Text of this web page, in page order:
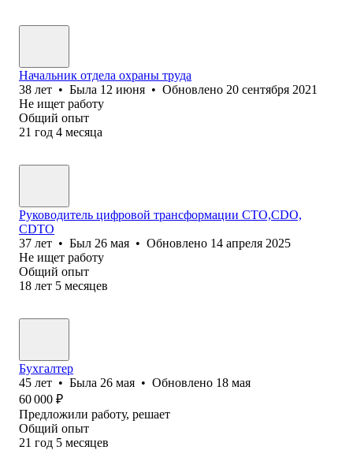
Начальник отдела охраны труда
38 лет • Была 12 июня • Обновлено 20 сентября 2021
Не ищет работу
Общий опыт
21 год 4 месяца
Руководитель цифровой трансформации CTO,CDO,
CDTO
37 лет • Был 26 мая • Обновлено 14 апреля 2025
Не ищет работу
Общий опыт
18 лет 5 месяцев
Бухгалтер
45 лет • Была 26 мая • Обновлено 18 мая
60 000 ₽
Предложили работу, решает
Общий опыт
21 год 5 месяцев